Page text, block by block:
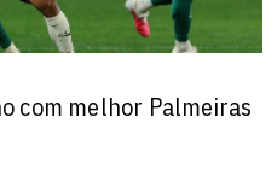
com melhor Palmeiras